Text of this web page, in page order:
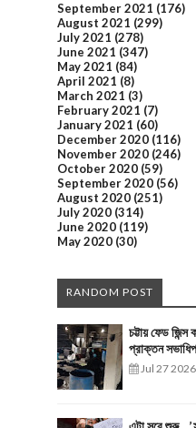
September 2021 (176)
August 2021 (299)
July 2021 (278)
June 2021 (347)
May 2021 (84)
April 2021 (8)
March 2021 (3)
February 2021 (7)
January 2021 (60)
December 2020 (116)
November 2020 (246)
October 2020 (59)
September 2020 (56)
August 2020 (251)
July 2020 (314)
June 2020 (119)
May 2020 (30)
RANDOM POST
চট্টায় ফেড
প্রাক্তন
Jul 27 2026